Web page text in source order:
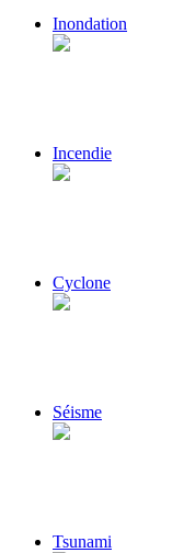
Inondation
Incendie
Cyclone
Séisme
Tsunami